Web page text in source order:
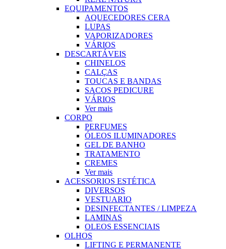
EQUIPAMENTOS
AQUECEDORES CERA
LUPAS
VAPORIZADORES
VÁRIOS
DESCARTÁVEIS
CHINELOS
CALÇAS
TOUCAS E BANDAS
SACOS PEDICURE
VÁRIOS
Ver mais
CORPO
PERFUMES
ÓLEOS ILUMINADORES
GEL DE BANHO
TRATAMENTO
CREMES
Ver mais
ACESSORIOS ESTÉTICA
DIVERSOS
VESTUARIO
DESINFECTANTES / LIMPEZA
LAMINAS
OLEOS ESSENCIAIS
OLHOS
LIFTING E PERMANENTE